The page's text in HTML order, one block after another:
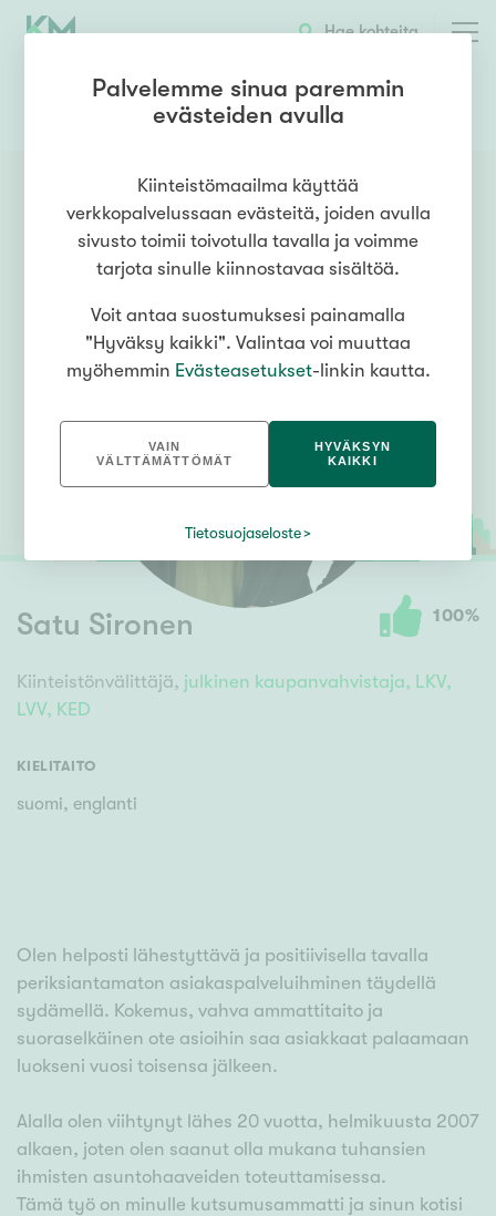
Hae kohteita
0447310310 OTA YHTEYTTÄ
Satu Sironen 100%
Kiinteistönvälittäjä, julkinen kaupanvahvistaja, LKV,
LVV, KED
KIELITAITO
suomi, englanti
Olen helposti lähestyttävä ja positiivisella tavalla
periksiantamaton asiakaspalveluihminen täydellä
sydämellä. Kokemus, vahva ammattitaito ja
suoraselkäinen ote asioihin saa asiakkaat palaamaan
luokseni vuosi toisensa jälkeen.
Alalla olen viihtynyt lähes 20 vuotta, helmikuusta 2007
alkaen, joten olen saanut olla mukana tuhansien
ihmisten asuntohaaveiden toteuttamisessa.
Tämä työ on minulle kutsumusammatti ja sinun kotisi
Palvelemme sinua paremmin
evästeiden avulla
Kiinteistömaailma käyttää
verkkopalvelussaan evästeitä, joiden avulla
sivusto toimii toivotulla tavalla ja voimme
tarjota sinulle kiinnostavaa sisältöä.
Voit antaa suostumuksesi painamalla
"Hyväksy kaikki". Valintaa voi muuttaa
myöhemmin Evästeasetukset-linkin kautta.
VAIN
VÄLTTÄMÄTTÖMÄT
HYVÄKSYN
KAIKKI
Tietosuojaseloste